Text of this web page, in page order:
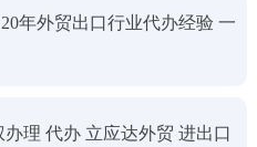
年外贸出口行业代办经验 一
理 代办 立应达外贸 进出口